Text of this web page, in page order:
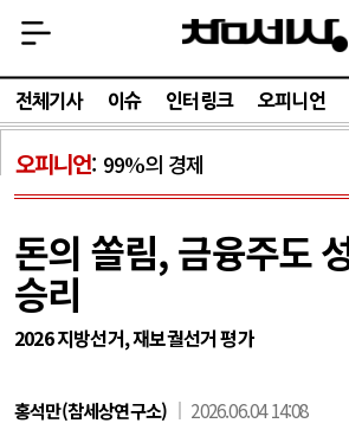
전체기사 이슈 인터링크 오피니언
오피니언 99%의 경제
돈의 쏠림, 금융주도
승리
2026 지방선거, 재보궐선거 평가
홍석만(참세상연구소) 2026.06.04 14:08